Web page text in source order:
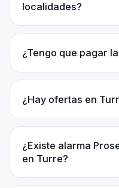
localidades?
¿Tengo que pagar
¿Hay ofertas en
¿Existe alarma
en Turre?